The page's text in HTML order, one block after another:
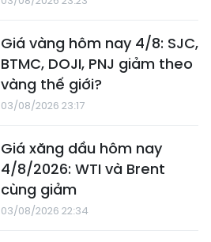
Giá vàng hôm nay 4/8: SJC,
BTMC, DOJI, PNJ giảm theo
vàng thế giới?
03/08/2026 23:17
Giá xăng dầu hôm nay
4/8/2026: WTI và Brent
cùng giảm
03/08/2026 22:34